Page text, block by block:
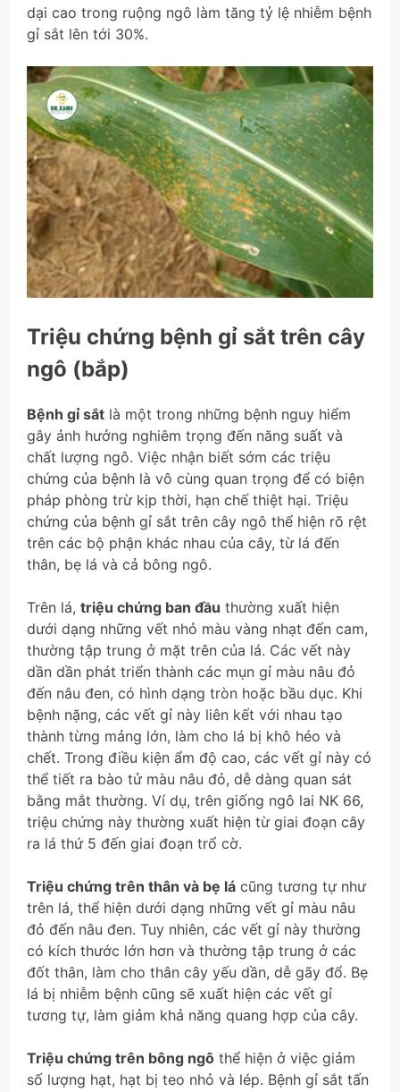
dại cao trong ruộng ngô làm tăng tỷ lệ nhiễm bệnh
gỉ sắt lên tới 30%.
Triệu chứng bệnh gỉ sắt trên cây
ngô (bắp)
Bệnh gỉ sắt là một trong những bệnh nguy hiểm
gây ảnh hưởng nghiêm trọng đến năng suất và
chất lượng ngô. Việc nhận biết sớm các triệu
chứng của bệnh là vô cùng quan trọng để có biện
pháp phòng trừ kịp thời, hạn chế thiệt hại. Triệu
chứng của bệnh gỉ sắt trên cây ngô thể hiện rõ rệt
trên các bộ phận khác nhau của cây, từ lá đến
thân, bẹ lá và cả bông ngô.
Trên lá, triệu chứng ban đầu thường xuất hiện
dưới dạng những vết nhỏ màu vàng nhạt đến cam,
thường tập trung ở mặt trên của lá. Các vết này
dần dần phát triển thành các mụn gỉ màu nâu đỏ
đến nâu đen, có hình dạng tròn hoặc bầu dục. Khi
bệnh nặng, các vết gỉ này liên kết với nhau tạo
thành từng mảng lớn, làm cho lá bị khô héo và
chết. Trong điều kiện ẩm độ cao, các vết gỉ này có
thể tiết ra bào tử màu nâu đỏ, dễ dàng quan sát
bằng mắt thường. Ví dụ, trên giống ngô lai NK 66,
triệu chứng này thường xuất hiện từ giai đoạn cây
ra lá thứ 5 đến giai đoạn trổ cờ.
Triệu chứng trên thân và bẹ lá cũng tương tự như
trên lá, thể hiện dưới dạng những vết gỉ màu nâu
đỏ đến nâu đen. Tuy nhiên, các vết gỉ này thường
có kích thước lớn hơn và thường tập trung ở các
đốt thân, làm cho thân cây yếu dần, dễ gãy đổ. Bẹ
lá bị nhiễm bệnh cũng sẽ xuất hiện các vết gỉ
tương tự, làm giảm khả năng quang hợp của cây.
Triệu chứng trên bông ngô thể hiện ở việc giảm
số lượng hạt, hạt bị teo nhỏ và lép. Bệnh gỉ sắt tấn